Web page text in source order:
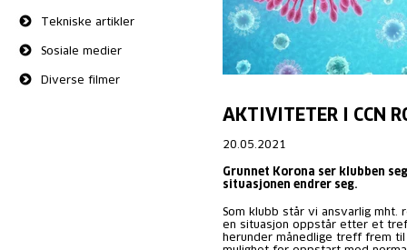
Tekniske artikler
Sosiale medier
Diverse filmer
AKTIVITETER I CCN
20.05.2021
Grunnet Korona ser klubben
situasjonen endrer seg.
Som klubb står vi ansvarlig
en situasjon oppstår etter et
herunder månedlige treff frem